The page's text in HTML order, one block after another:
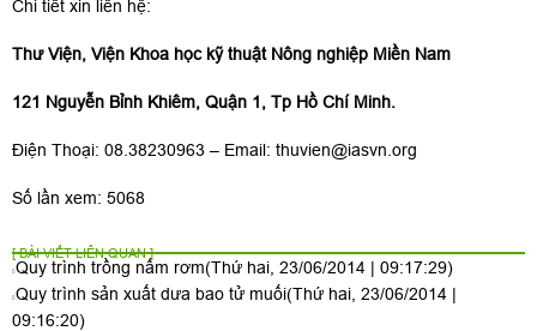
Chi tiết xin liên hệ:
Thư Viện, Viện Khoa học kỹ thuật Nông nghiệp Miền Nam
121 Nguyễn Bỉnh Khiêm, Quận 1, Tp Hồ Chí Minh.
Điện Thoại: 08.38230963 – Email: thuvien@iasvn.org
Số lần xem: 5068
[ BÀI VIẾT LIÊN QUAN ]
Quy trình trồng nấm rơm(Thứ hai, 23/06/2014 | 09:17:29)
Quy trình sản xuất dưa bao tử muối(Thứ hai, 23/06/2014 |
09:16:20)